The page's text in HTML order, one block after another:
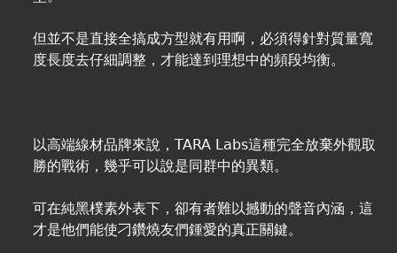
但並不是直接全搞成方型就有用啊，必須得針對質量寬
度長度去仔細調整，才能達到理想中的頻段均衡。
以高端線材品牌來說，TARA Labs這種完全放棄外觀取
勝的戰術，幾乎可以說是同群中的異類。
可在純黑樸素外表下，卻有者難以撼動的聲音內涵，這
才是他們能使刁鑽燒友們鍾愛的真正關鍵。